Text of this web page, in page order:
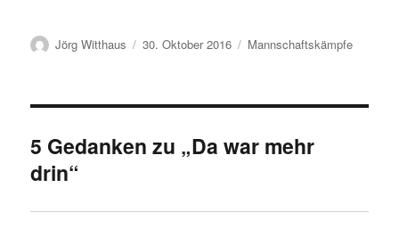
Autor
Jörg Witthaus
Veröffentlicht
30. Oktober 2016 Kategorien
Mannschaftskämpfe
5 Gedanken zu „Da war mehr
drin“